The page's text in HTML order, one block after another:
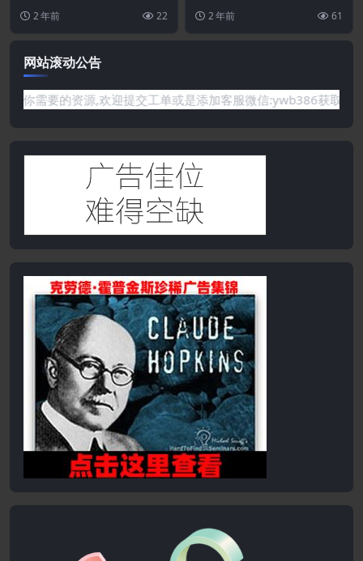
保证所有资源永久更新资...
2 年前 22
作秘诀.您今天可以在广告中
使用.PDF
2 年前 61
网站滚动公告
的资源,欢迎提交工单或是添加客服微信:ywb386获取帮助！